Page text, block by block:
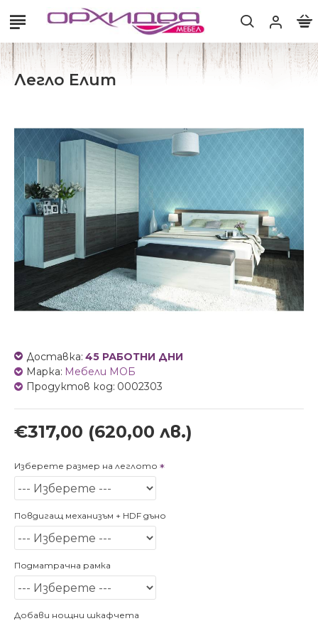
Легло Елит
€317,00 (620,00 лв.)
Доставка: 45 РАБОТНИ ДНИ
Марка: Мебели МОБ
Продуктов код: 0002303
Изберете размер на леглото
Повдигащ механизъм + HDF дъно
Подматрачна рамка
Добави нощни шкафчета